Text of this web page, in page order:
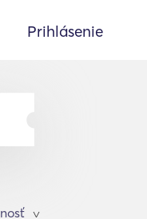
Prihlásenie
>